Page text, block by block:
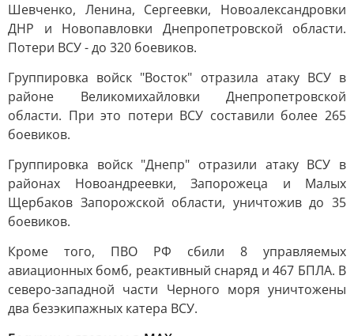
Шевченко, Ленина, Сергеевки, Новоалександровки
ДНР и Новопавловки Днепропетровской области.
Потери ВСУ - до 320 боевиков.
Группировка войск "Восток" отразила атаку ВСУ в
районе Великомихайловки Днепропетровской
области. При это потери ВСУ составили более 265
боевиков.
Группировка войск "Днепр" отразили атаку ВСУ в
районах Новоандреевки, Запорожеца и Малых
Щербаков Запорожской области, уничтожив до 35
боевиков.
Кроме того, ПВО РФ сбили 8 управляемых
авиационных бомб, реактивный снаряд и 467 БПЛА. В
северо-западной части Черного моря уничтожены
два безэкипажных катера ВСУ.